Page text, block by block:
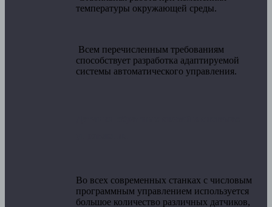
температуры окружающей среды.
Всем перечисленным требованиям
способствует разработка адаптируемой
системы автоматического управления.
Во всех современных станках с числовым
программным управлением используется
большое количество различных датчиков,